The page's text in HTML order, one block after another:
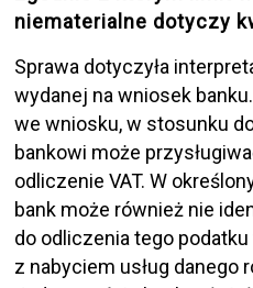
niematerialne dotyczy
Sprawa dotyczyła
wydanej na wniosek
we wniosku, w stosunku
bankowi może
odliczenie VAT. W
bank może również nie
do odliczenia tego
z nabyciem usług danego